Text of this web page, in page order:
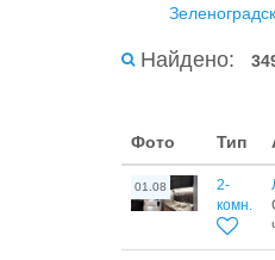
Найдено:
Фото Тип
01.08
2-
комн.